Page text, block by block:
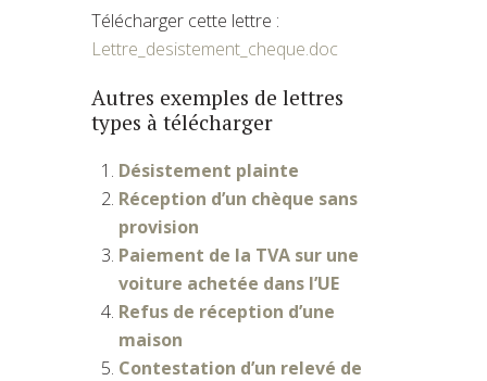
Télécharger cette lettre :
Lettre_desistement_cheque.doc
Autres exemples de lettres
types à télécharger
Désistement plainte
Réception d’un chèque sans
provision
Paiement de la TVA sur une
voiture achetée dans l’UE
Refus de réception d’une
maison
Contestation d’un relevé de